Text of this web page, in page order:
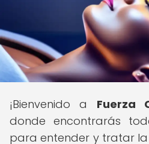
¡Bienvenido a Fuerza
donde encontrarás
para entender y tratar